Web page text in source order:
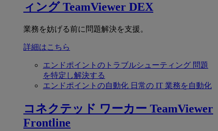
ィング TeamViewer DEX
業務を妨げる前に問題解決を支援。
詳細はこちら
エンドポイントのトラブルシューティング 問題
を特定し解決する
エンドポイントの自動化 日常の IT 業務を自動化
コネクテッド ワーカー TeamViewer
Frontline